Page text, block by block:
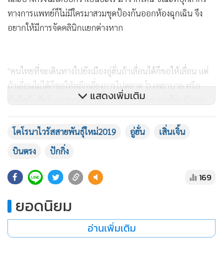
ทางการแพทย์ก็ไม่มีใครมาสวมชุดป้องกันออกห้องฉุกเฉิน จึง
อยากให้มีการจัดคลินิกแยกต่างหาก
"คนไทยที่จะเดินทางไปยังเมืองอู่ฮั่นถ้าเลื่อนได้ก็ขอให้เลื่อน แต่
ถ้าเลื่อนไม่ได้ก็ขอให้หลีกเลี่ยงการไปตลาด โรงพยาบาล หรือ
สัมผัสกับสัตว์และซากสัตว์ ขอให้ล้างมือบ่อยๆ และใส่หน้ากาก
อนามัยด้วย" นพ.ธนรักษ์กล่าวและว่า ส่วนเคสผู้ป่วยชายไทยที่
เข้าเกณฑ์สอบสวนโรค ซึ่งรักษาอยู่ในห้องแยกโรคโรงพยาบาล
นครปฐม ผลการตรวจทางห้องปฏิบัติการ ไม่พบเชื้ออื่นที่เคย
ปรากฏมาก่อน ดังนั้น จะนำผลการตรวจนี้เข้าหารือในคณะ
กรรมการโรคติดต่อแห่งชาติเร็วๆ นี้ เพื่อวินิจฉัยว่าป่วยด้วยโรค
อะไร หรือติดเชื้อไวรัสโคโรนาสายพันธุ์ใหม่ 2019 หรือไม่ ทั้งนี้
ต้องรอให้ข้อมูลทุกอย่างครบถ้วนก่อน
แสดงเพิ่มเติม
โคโรนาไวรัสสายพันธุ์ใหม่2019 อู่ฮั่น
เสิ่นเจิ้น
บินตรง
ปักกิ่ง
169
ยอดนิยม
อ่านเพิ่มเติม